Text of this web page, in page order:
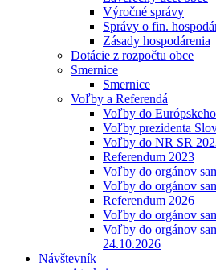
Výročné správy
Správy o fin.
Zásady hospodárenia
Dotácie z rozpočtu obce
Smernice
Smernice
Voľby a Referendá
Voľby do
Voľby prezidenta
Voľby do NR SR
Referendum 2023
Voľby do orgánov
Voľby do orgánov
Referendum 2026
Voľby do orgánov
Voľby do orgánov
24.10.2026
Návštevník